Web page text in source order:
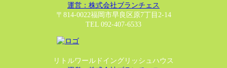
運営：株式会社ブランチェス
〒814-0022福岡市早良区原7丁目2-14
TEL 092-407-6533
リトルワールドイングリッシュハウス